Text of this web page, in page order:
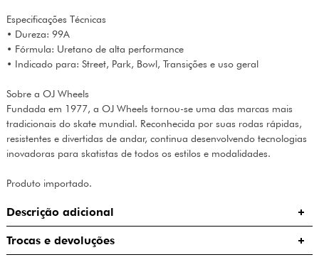
Especificações Técnicas
• Dureza: 99A
• Fórmula: Uretano de alta performance
• Indicado para: Street, Park, Bowl, Transições e uso geral
Sobre a OJ Wheels
Fundada em 1977, a OJ Wheels tornou-se uma das marcas mais
tradicionais do skate mundial. Reconhecida por suas rodas rápidas,
resistentes e divertidas de andar, continua desenvolvendo tecnologias
inovadoras para skatistas de todos os estilos e modalidades.
Produto importado.
Descrição adicional
Trocas e devoluções